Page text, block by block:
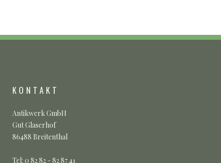
KONTAKT
Antikwerk GmbH
Gut Glaserhof
86488 Breitenthal
Tel: 0 82 82 - 82 87 41